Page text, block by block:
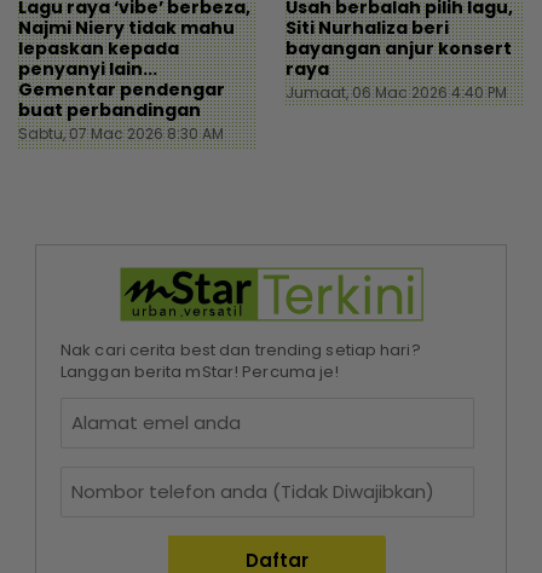
Lagu raya ‘vibe’ berbeza,
Najmi Niery tidak mahu
lepaskan kepada
penyanyi lain...
Gementar pendengar
buat perbandingan
Sabtu, 07 Mac 2026 8:30 AM
Usah berbalah pilih lagu,
Siti Nurhaliza beri
bayangan anjur konsert
raya
Jumaat, 06 Mac 2026 4:40 PM
Nak cari cerita best dan trending setiap hari?
Langgan berita mStar! Percuma je!